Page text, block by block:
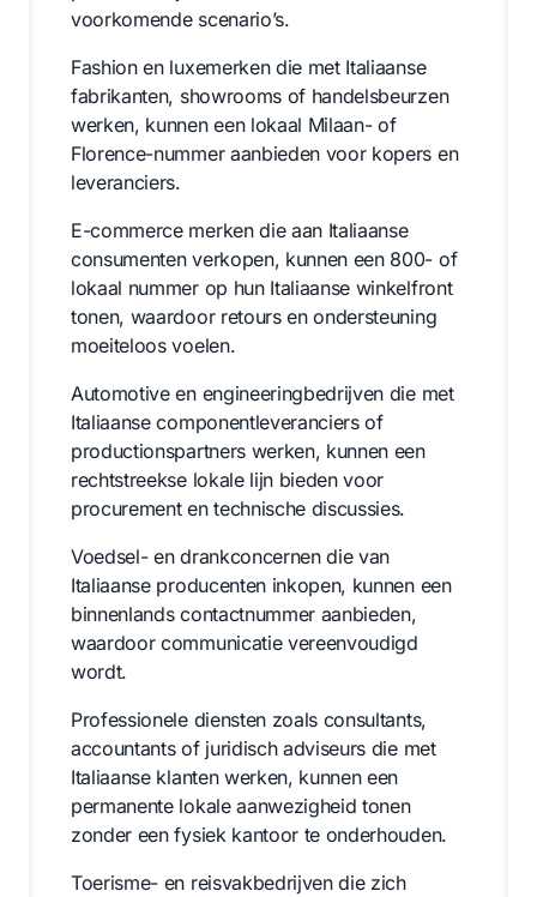
voorkomende scenario’s.
Fashion en luxemerken die met Italiaanse
fabrikanten, showrooms of handelsbeurzen
werken, kunnen een lokaal Milaan- of
Florence-nummer aanbieden voor kopers en
leveranciers.
E-commerce merken die aan Italiaanse
consumenten verkopen, kunnen een 800- of
lokaal nummer op hun Italiaanse winkelfront
tonen, waardoor retours en ondersteuning
moeiteloos voelen.
Automotive en engineeringbedrijven die met
Italiaanse componentleveranciers of
productionspartners werken, kunnen een
rechtstreekse lokale lijn bieden voor
procurement en technische discussies.
Voedsel- en drankconcernen die van
Italiaanse producenten inkopen, kunnen een
binnenlands contactnummer aanbieden,
waardoor communicatie vereenvoudigd
wordt.
Professionele diensten zoals consultants,
accountants of juridisch adviseurs die met
Italiaanse klanten werken, kunnen een
permanente lokale aanwezigheid tonen
zonder een fysiek kantoor te onderhouden.
Toerisme- en reisvakbedrijven die zich